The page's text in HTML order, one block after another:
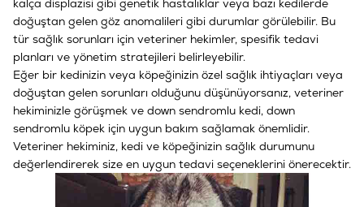
kalça displazisi gibi genetik hastalıklar veya bazı kedilerde
doğuştan gelen göz anomalileri gibi durumlar görülebilir. Bu
tür sağlık sorunları için veteriner hekimler, spesifik tedavi
planları ve yönetim stratejileri belirleyebilir.
Eğer bir kedinizin veya köpeğinizin özel sağlık ihtiyaçları veya
doğuştan gelen sorunları olduğunu düşünüyorsanız, veteriner
hekiminizle görüşmek ve down sendromlu kedi, down
sendromlu köpek için uygun bakım sağlamak önemlidir.
Veteriner hekiminiz, kedi ve köpeğinizin sağlık durumunu
değerlendirerek size en uygun tedavi seçeneklerini önerecektir.